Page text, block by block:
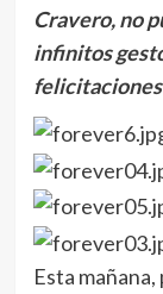
Cravero, no
infinitos
felicitaciones
Esta